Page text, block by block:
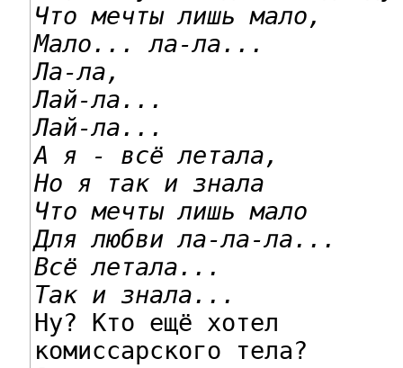
Что мечты лишь мало,
Мало... ла-ла...
Ла-ла,
Лай-ла...
Лай-ла...
А я - всё летала,
Но я так и знала
Что мечты лишь мало
Для любви ла-ла-ла...
Всё летала...
Так и знала...
Ну? Кто ещё хотел
комиссарского тела?